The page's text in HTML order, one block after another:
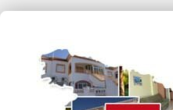
Перейти к основному содержанию